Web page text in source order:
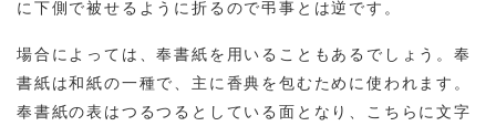
に下側で被せるように折るので弔事とは逆です。
場合によっては、奉書紙を用いることもあるでしょう。奉
書紙は和紙の一種で、主に香典を包むために使われます。
奉書紙の表はつるつるとしている面となり、こちらに文字